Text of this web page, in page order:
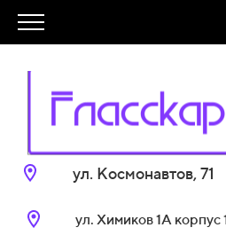
ул. Космонавтов, 71
ул. Химиков 1А